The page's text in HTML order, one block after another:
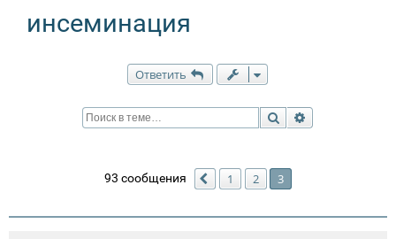
инсеминация
Ответить
Поиск
93 сообщения Пред.
1 2 3